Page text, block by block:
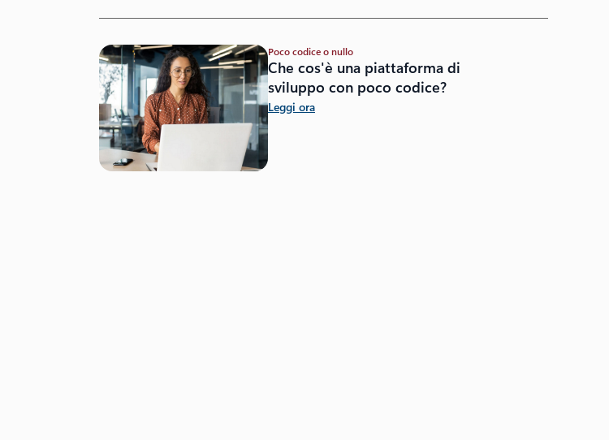
Poco codice o nullo
Che cos'è una piattaforma di
sviluppo con poco codice?
Leggi ora